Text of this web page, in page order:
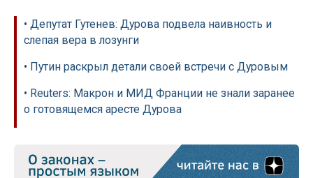
• Депутат Гутенев: Дурова подвела наивность и
слепая вера в лозунги
• Путин раскрыл детали своей встречи с Дуровым
• Reuters: Макрон и МИД Франции не знали заранее
о готовящемся аресте Дурова